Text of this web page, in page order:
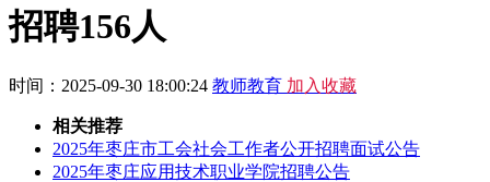
招聘156人
时间：2025-09-30 18:00:24 教师教育 加入收藏
相关推荐
2025年枣庄市工会社会工作者公开招聘面试公告
2025年枣庄应用技术职业学院招聘公告